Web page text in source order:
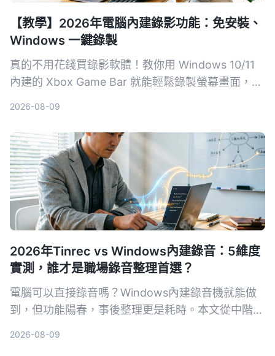
【教學】2026年電腦內建錄影功能：免安裝、
Windows 一鍵錄製
真的不用花錢買錄影軟體！教你用 Windows 10/11
內建的 Xbox Game Bar 就能輕鬆錄製螢幕畫面，步
2026-08-09
2026年Tinrec vs Windows內建錄音：5維度
實測，誰才是職場錄音整理首選？
電腦可以直接錄音嗎？Windows內建錄音機就能做
到，但功能陽春，事後整理更是耗時。本文從中階主
2026-08-09